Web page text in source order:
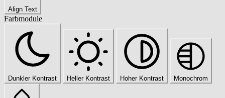
Align Text
Farbmodule
Dunkler Kontrast Heller Kontrast Hoher Kontrast Monochrom